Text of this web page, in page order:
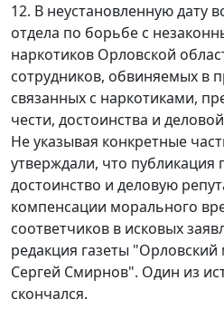
12. В неустановленную дату
отдела по борьбе с
наркотиков Орловской
сотрудников, обвиняемых в
связанных с наркотиками,
чести, достоинства и
Не указывая конкретные
утверждали, что публикация
достоинство и деловую
компенсации морального
соответчиков в исковых
редакция газеты
Сергей Смирнов". Один из
скончался.